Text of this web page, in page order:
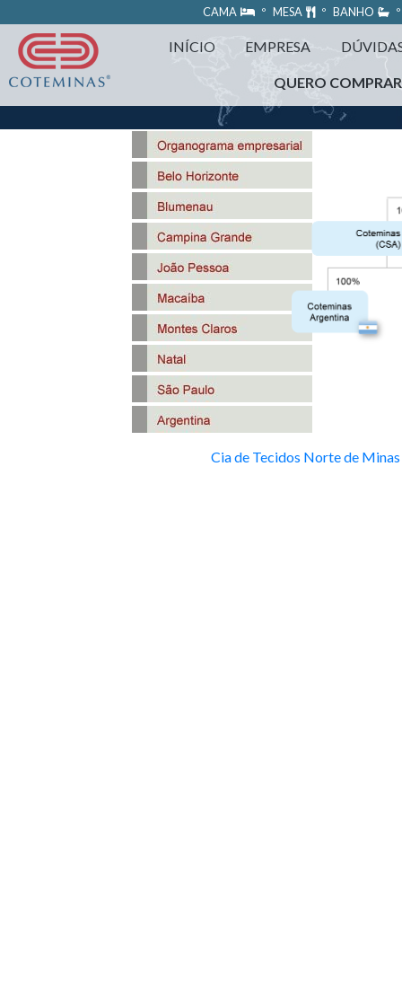
https://www.coteminas.com.br/desenv-web/htm11/
CAMA º MESA º BANHO
INÍCIO EMPRESA
QUERO COMPRAR
Cia de Tecidos Norte de Minas